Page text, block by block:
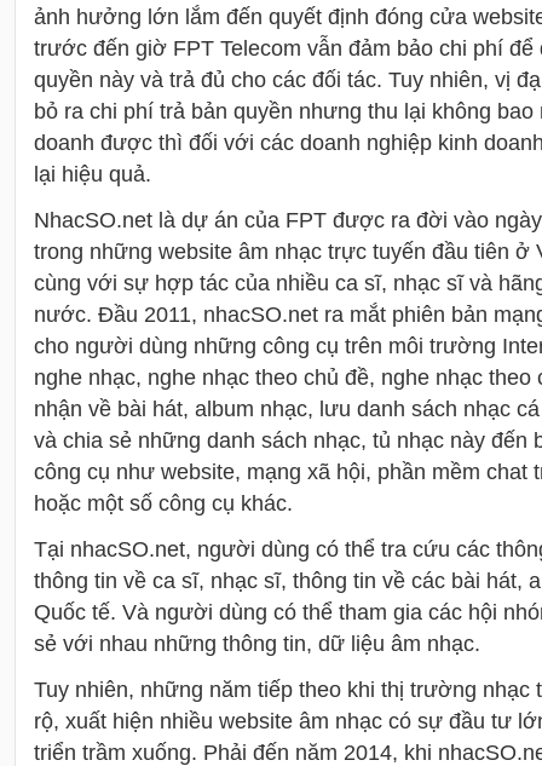
ảnh hưởng lớn lắm đến quyết định đóng cửa
trước đến giờ FPT Telecom vẫn đảm bảo chi phí
quyền này và trả đủ cho các đối tác. Tuy nhiên, vị
bỏ ra chi phí trả bản quyền nhưng thu lại không bao
doanh được thì đối với các doanh nghiệp kinh
lại hiệu quả.
NhacSO.net là dự án của FPT được ra đời vào
trong những website âm nhạc trực tuyến đầu tiên ở
cùng với sự hợp tác của nhiều ca sĩ, nhạc sĩ và
nước. Đầu 2011, nhacSO.net ra mắt phiên bản
cho người dùng những công cụ trên môi trường
nghe nhạc, nghe nhạc theo chủ đề, nghe nhạc theo
nhận về bài hát, album nhạc, lưu danh sách nhạc
và chia sẻ những danh sách nhạc, tủ nhạc này đến
công cụ như website, mạng xã hội, phần mềm
hoặc một số công cụ khác.
Tại nhacSO.net, người dùng có thể tra cứu các
thông tin về ca sĩ, nhạc sĩ, thông tin về các bài hát,
Quốc tế. Và người dùng có thể tham gia các hội
sẻ với nhau những thông tin, dữ liệu âm nhạc.
Tuy nhiên, những năm tiếp theo khi thị trường nhạc
rộ, xuất hiện nhiều website âm nhạc có sự đầu tư
triển trầm xuống. Phải đến năm 2014, khi